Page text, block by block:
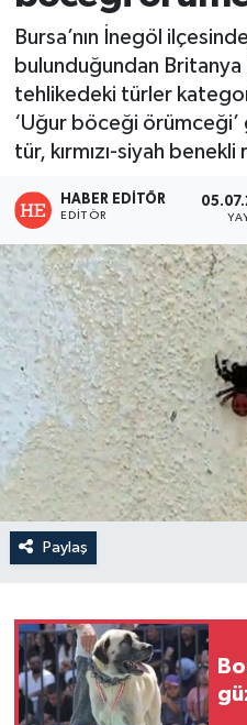
Bursa’nın İnegöl
bulunduğundan Britanya
tehlikedeki türler
‘Uğur böceği
tür, kırmızı-siyah
HABER EDITÖR
EDITÖR
Paylaş